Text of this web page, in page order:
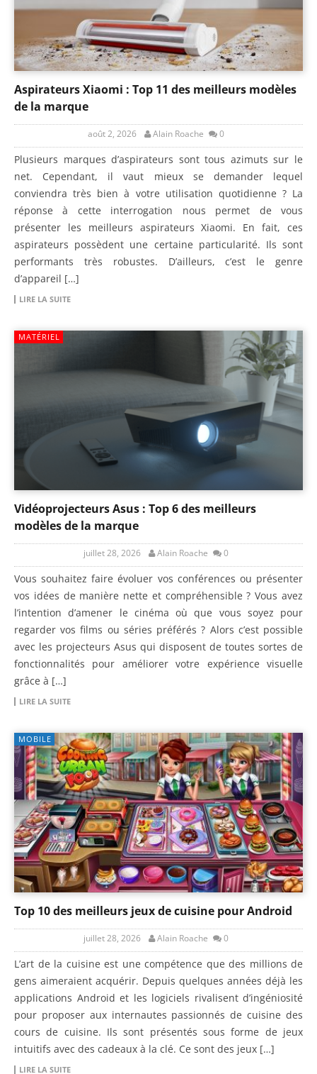
Aspirateurs Xiaomi : Top 11 des meilleurs modèles
de la marque
août 2, 2026 Alain Roache 0
Plusieurs marques d’aspirateurs sont tous azimuts sur le
net. Cependant, il vaut mieux se demander lequel
conviendra très bien à votre utilisation quotidienne ? La
réponse à cette interrogation nous permet de vous
présenter les meilleurs aspirateurs Xiaomi. En fait, ces
aspirateurs possèdent une certaine particularité. Ils sont
performants très robustes. D’ailleurs, c’est le genre
d’appareil […]
LIRE LA SUITE
MATÉRIEL
Vidéoprojecteurs Asus : Top 6 des meilleurs
modèles de la marque
juillet 28, 2026 Alain Roache 0
Vous souhaitez faire évoluer vos conférences ou présenter
vos idées de manière nette et compréhensible ? Vous avez
l’intention d’amener le cinéma où que vous soyez pour
regarder vos films ou séries préférés ? Alors c’est possible
avec les projecteurs Asus qui disposent de toutes sortes de
fonctionnalités pour améliorer votre expérience visuelle
grâce à […]
LIRE LA SUITE
MOBILE
Top 10 des meilleurs jeux de cuisine pour Android
juillet 28, 2026 Alain Roache 0
L’art de la cuisine est une compétence que des millions de
gens aimeraient acquérir. Depuis quelques années déjà les
applications Android et les logiciels rivalisent d’ingéniosité
pour proposer aux internautes passionnés de cuisine des
cours de cuisine. Ils sont présentés sous forme de jeux
intuitifs avec des cadeaux à la clé. Ce sont des jeux […]
LIRE LA SUITE